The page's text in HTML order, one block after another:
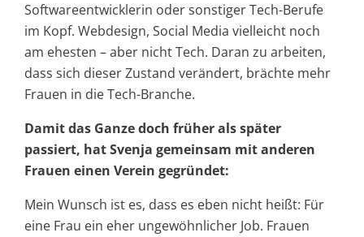
Softwareentwicklerin oder sonstiger Tech-Berufe
im Kopf. Webdesign, Social Media vielleicht noch
am ehesten – aber nicht Tech. Daran zu arbeiten,
dass sich dieser Zustand verändert, brächte mehr
Frauen in die Tech-Branche.
Damit das Ganze doch früher als später
passiert, hat Svenja gemeinsam mit anderen
Frauen einen Verein gegründet:
Mein Wunsch ist es, dass es eben nicht heißt: Für
eine Frau ein eher ungewöhnlicher Job. Frauen